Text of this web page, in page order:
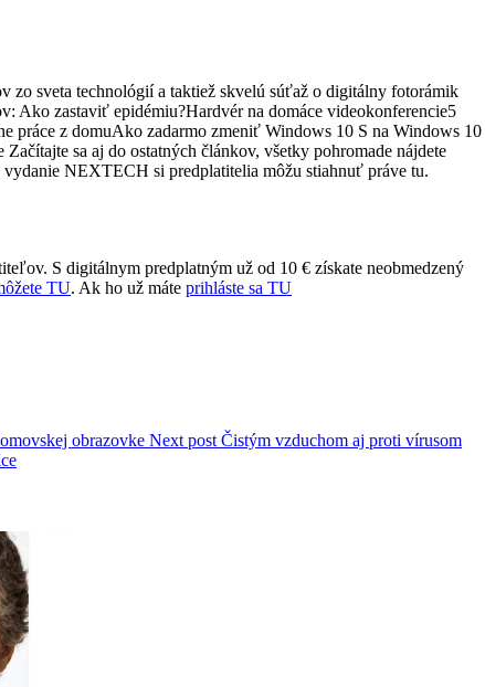
zo sveta technológií a taktiež skvelú súťaž o digitálny fotorámik
Ako zastaviť epidémiu?Hardvér na domáce videokonferencie5
práce z domuAko zadarmo zmeniť Windows 10 S na Windows 10
sa aj do ostatných článkov, všetky pohromade nájdete
NEXTECH si predplatitelia môžu stiahnuť práve tu.
S digitálnym predplatným už od 10 € získate neobmedzený
TU. Ak ho už máte prihláste sa TU
obrazovke Next post Čistým vzduchom aj proti vírusom